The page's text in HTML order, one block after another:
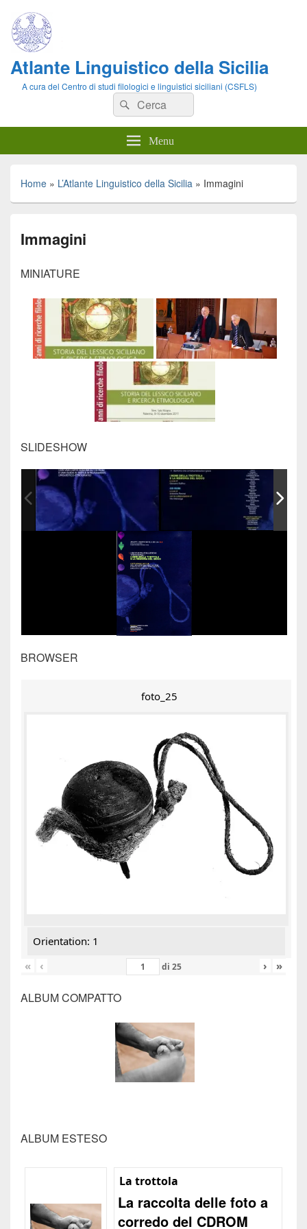
Atlante Linguistico della Sicilia
A cura del Centro di studi filologici e linguistici siciliani (CSFLS)
Cerca:Cerca
Menu
Home » L’Atlante Linguistico della Sicilia » Immagini
Immagini
MINIATURE
SLIDESHOW
BROWSER
foto_25
Orientation: 1
«
‹ di 25 › »
ALBUM COMPATTO
ALBUM ESTESO
La trottola
La raccolta delle foto a
corredo del CDROM